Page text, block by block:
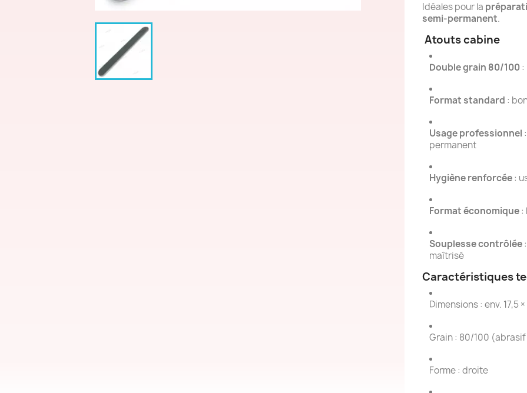
Idéales pour la
semi-permanent.
Atouts cabine
Double grain 80/100:
Format standard :
Usage professionnel
permanent
Hygiène renforcée:
Format économique:
Souplesse contrôlée
maîtrisé
Caractéristiques
Dimensions : env. 17,5
Grain : 80/100
Forme : droite